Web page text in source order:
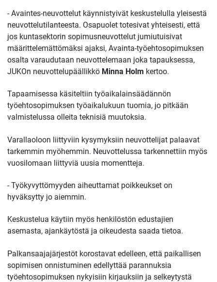
- Avaintes-neuvottelut käynnistyivät keskustelulla yleisestä
neuvottelutilanteesta. Osapuolet totesivat yhteisesti, että
jos kuntasektorin sopimusneuvottelut jumiutuisivat
määrittelemättömäksi ajaksi, Avainta-työehtosopimuksen
osalta varaudutaan neuvottelemaan joka tapauksessa,
JUKOn neuvottelupäällikkö Minna Holm kertoo.
Tapaamisessa käsiteltiin työaikalainsäädännön
työehtosopimuksen työaikalukuun tuomia, jo pitkään
valmistelussa olleita teknisiä muutoksia.
Varallaoloon liittyviin kysymyksiin neuvottelijat palaavat
tarkemmin myöhemmin. Neuvottelussa tarkennettiin myös
vuosilomaan liittyviä uusia momentteja.
- Työkyvyttömyyden aiheuttamat poikkeukset on
hyväksytty jo aiemmin.
Keskustelua käytiin myös henkilöstön edustajien
asemasta, ajankäytöstä ja oikeudesta saada tietoa.
Palkansaajajärjestöt korostavat edelleen, että paikallisen
sopimisen onnistuminen edellyttää parannuksia
työehtosopimuksen nykyisiin kirjauksiin ja selkeytystä